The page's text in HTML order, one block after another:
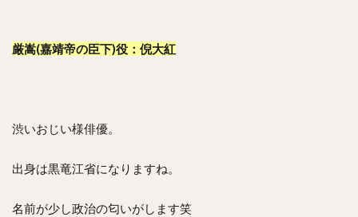
厳嵩(嘉靖帝の臣下)役：倪大紅
渋いおじい様俳優。
出身は黒竜江省になりますね。
名前が少し政治の匂いがします笑